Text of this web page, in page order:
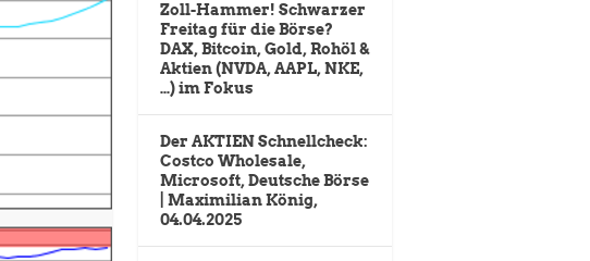
Zoll-Hammer! Schwarzer
Freitag für die Börse?
DAX, Bitcoin, Gold, Rohöl &
Aktien (NVDA, AAPL, NKE,
…) im Fokus
Der AKTIEN Schnellcheck:
Costco Wholesale,
Microsoft, Deutsche Börse
| Maximilian König,
04.04.2025